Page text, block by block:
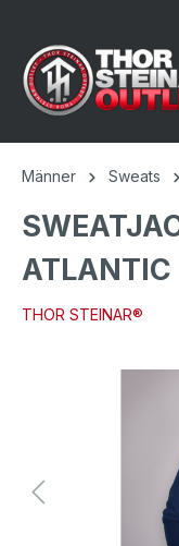
Männer Sweats
ATLANTIC
THOR STEINAR®